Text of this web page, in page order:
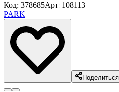
Код: 378685Арт: 108113
PARK
Поделиться